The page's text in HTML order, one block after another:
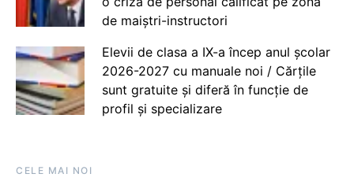
de maiștri-instructori
Elevii de clasa a IX-a încep anul școlar
2026-2027 cu manuale noi / Cărțile
sunt gratuite și diferă în funcție de
profil și specializare
CELE MAI NOI